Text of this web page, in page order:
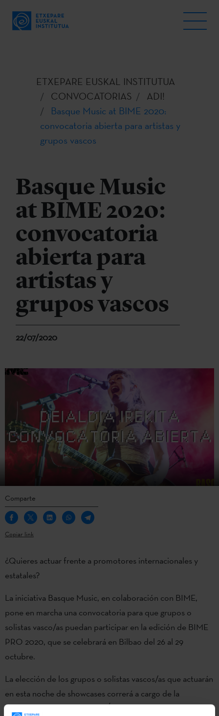
ETXEPARE EUSKAL INSTITUTUA
CONVOCATORIAS
ADI!
Basque Music at BIME 2020:
convocatoria abierta para artistas y
grupos vascos
Basque Music
at BIME 2020:
convocatoria
abierta para
artistas y
grupos vascos
22/07/2020
Comparte
Copiar link
¿Quieres actuar frente a promotores internacionales y
estatales?
La iniciativa Basque Music, en colaboración con BIME,
pone en marcha una convocatoria para que grupos o
solistas vasco/as puedan participar en la edición de BIME
PRO 2020, que se celebrará en Bilbao del 26 al 29
octubre.
La elección de los grupos o solistas vascos/as que actuarán
en esta noche de showcases correrá a cargo de la
organización de BIME PRO. Éstos ofrecerán un concierto